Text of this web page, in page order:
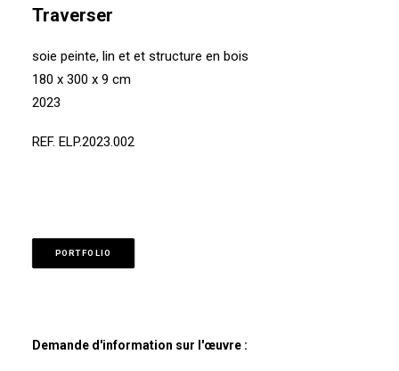
Traverser
soie peinte, lin et et structure en bois
180 x 300 x 9 cm
2023
REF. ELP.2023.002
PORTFOLIO
Demande d'information sur l'œuvre :